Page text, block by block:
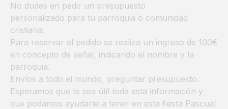
No dudes en pedir un presupuesto
personalizado para tu parroquia o comunidad
cristiana.
Para reservar el pedido se realiza un ingreso de 100€
en concepto de señal, indicando el nombre y la
parroquia.
Envíos a todo el mundo, preguntar presupuesto.
Esperamos que te sea útil toda esta información y
que podamos ayudarte a tener en esta fiesta Pascual